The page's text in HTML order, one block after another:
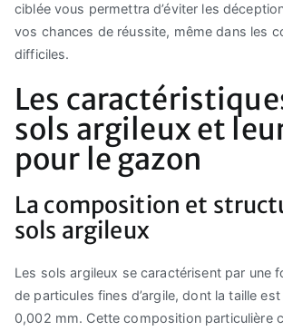
ciblée vous permettra d’éviter les
vos chances de réussite, même dans les
difficiles.
Les
sols argileux et
pour le gazon
La composition et
sols argileux
Les sols argileux se caractérisent par une
de particules fines d’argile, dont la taille
0,002 mm. Cette composition particulière